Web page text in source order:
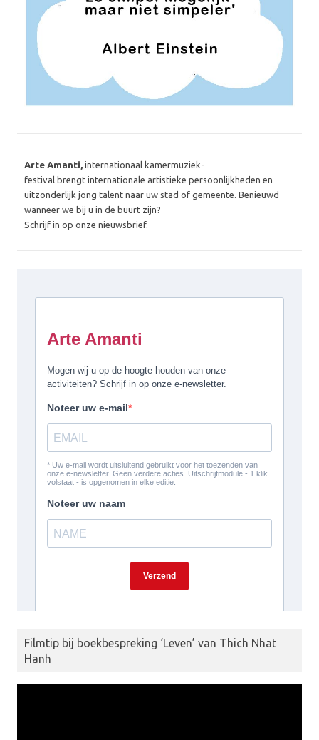
Arte Amanti, internationaal kamermuziek-
festival brengt internationale artistieke persoonlijkheden en
uitzonderlijk jong talent naar uw stad of gemeente. Benieuwd
wanneer we bij u in de buurt zijn?
Schrijf in op onze nieuwsbrief.
Filmtip bij boekbespreking ‘Leven’ van Thich Nhat
Hanh